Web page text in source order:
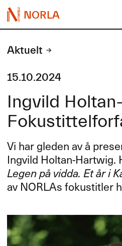
NORLA
Aktuelt
15.10.2024
Ingvild
Vi har gleden av å
Ingvild Holtan-Hartwig.
Legen på vidda. Et år i
av NORLAs fokustitler